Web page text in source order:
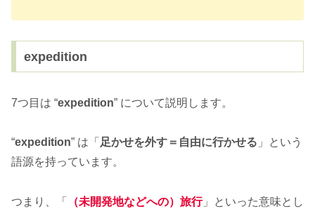
expedition
7つ目は “expedition” について説明します。
“expedition” は「 足かせを外す＝自由に行かせる 」という
語源を持っています。
つまり、「 （未開発地などへの）旅行」といった意味とし